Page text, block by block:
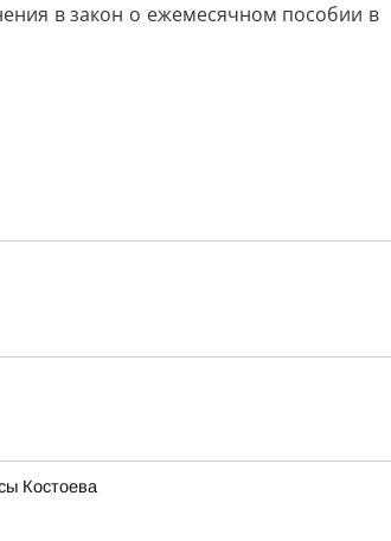
в закон о ежемесячном пособии в
Костоева